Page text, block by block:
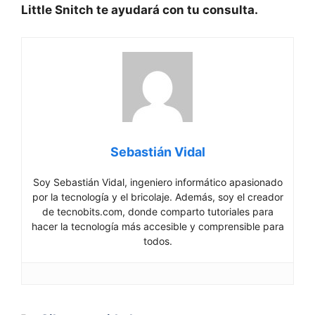
Little Snitch te ayudará con tu consulta.
Sebastián Vidal
Soy Sebastián Vidal, ingeniero informático apasionado
por la tecnología y el bricolaje. Además, soy el creador
de tecnobits.com, donde comparto tutoriales para
hacer la tecnología más accesible y comprensible para
todos.